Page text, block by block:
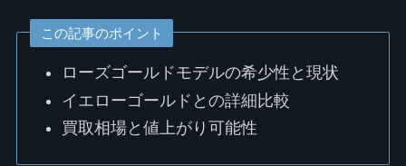
この記事のポイント
ローズゴールドモデルの希少性と現状
イエローゴールドとの詳細比較
買取相場と値上がり可能性